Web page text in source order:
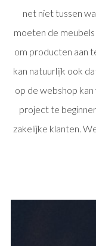
net niet tussen
moeten de
om producten aan
kan natuurlijk ook
op de webshop kan
project te
zakelijke klanten.